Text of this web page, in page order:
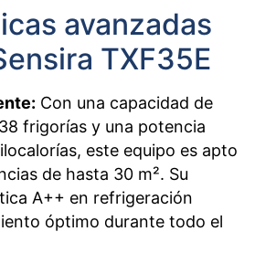
avanzadas
TXF35E
Con una capacidad de
frigorías y una potencia
este equipo es apto
de hasta 30 m². Su
A++ en refrigeración
óptimo durante todo el